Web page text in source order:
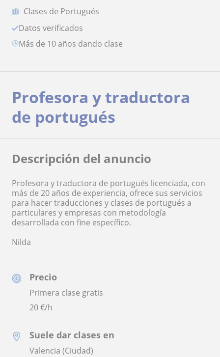
Clases de Portugués
Datos verificados
más de 10 años dando clase
Precio
Primera clase gratis
20€/h
Suele dar clases en
Valencia (Ciudad)
Profesora y traductora
de portugués
Descripción del anuncio
Profesora y traductora de portugués licenciada, con
más de 20 años de experiencia, ofrece sus servicios
para hacer traducciones y clases de portugués a
particulares y empresas con metodología
desarrollada con fine específico.
Nilda